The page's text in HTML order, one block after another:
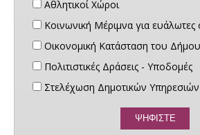
Αθλητικοί Χώροι
Κοινωνική Μέριμνα για ευάλωτες
Οικονομική Κατάσταση του Δήμου
Πολιτιστικές Δράσεις - Υποδομές
Στελέχωση Δημοτικών Υπηρεσιών